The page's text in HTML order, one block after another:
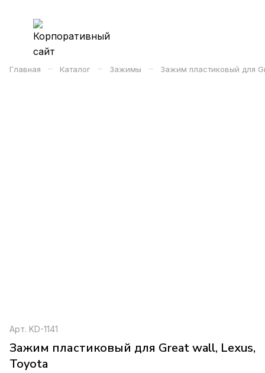
Главная – Каталог – Зажимы – Зажим пластиковый для
Арт. KD-1141
Зажим пластиковый для Great wall, Lexus,
Toyota